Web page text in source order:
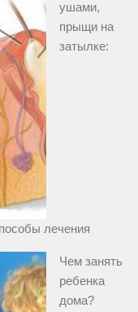
ушами,
прыщи на
затылке:
лечения
Чем занять
ребенка
дома?